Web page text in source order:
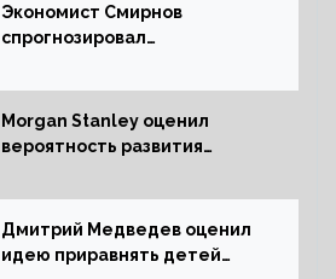
Экономист Смирнов
спрогнозировал
России
Morgan Stanley оценил
вероятность развития
Дмитрий Медведев оценил
идею приравнять детей